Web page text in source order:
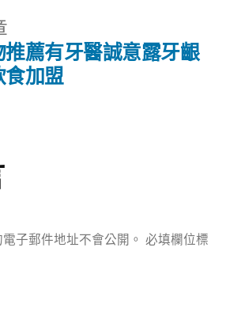
一
篇
推薦有牙醫誠意露牙齦
食加盟
子郵件地址不會公開。 必填欄位標